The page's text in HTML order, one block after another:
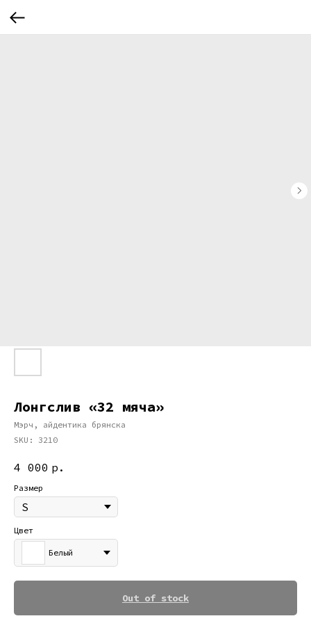
Лонгслив «32 мяча»
Мэрч, айдентика брянска
SKU: 3210
4 000 р.
Размер
Цвет
Белый
Out of stock